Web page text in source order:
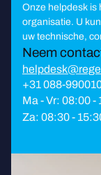
Onze helpdesk is
organisatie. U
uw technische,
Neem
+31 088-
Ma - Vr: 08:00 -
Za: 08:30 -